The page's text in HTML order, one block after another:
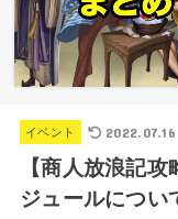
イベント 2022.07.16
【商人放浪記
ジュールについ